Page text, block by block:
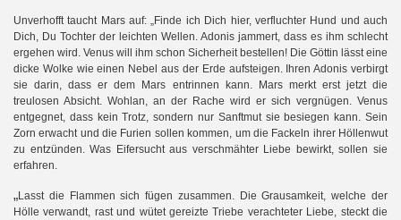
Unverhofft taucht Mars auf: „Finde ich Dich hier, verfluchter Hund und auch
Dich, Du Tochter der leichten Wellen. Adonis jammert, dass es ihm schlecht
ergehen wird. Venus will ihm schon Sicherheit bestellen! Die Göttin lässt eine
dicke Wolke wie einen Nebel aus der Erde aufsteigen. Ihren Adonis verbirgt
sie darin, dass er dem Mars entrinnen kann. Mars merkt erst jetzt die
treulosen Absicht. Wohlan, an der Rache wird er sich vergnügen. Venus
entgegnet, dass kein Trotz, sondern nur Sanftmut sie besiegen kann. Sein
Zorn erwacht und die Furien sollen kommen, um die Fackeln ihrer Höllenwut
zu entzünden. Was Eifersucht aus verschmähter Liebe bewirkt, sollen sie
erfahren.
„Lasst die Flammen sich fügen zusammen. Die Grausamkeit, welche der
Hölle verwandt, rast und wütet gereizte Triebe verachteter Liebe, steckt die